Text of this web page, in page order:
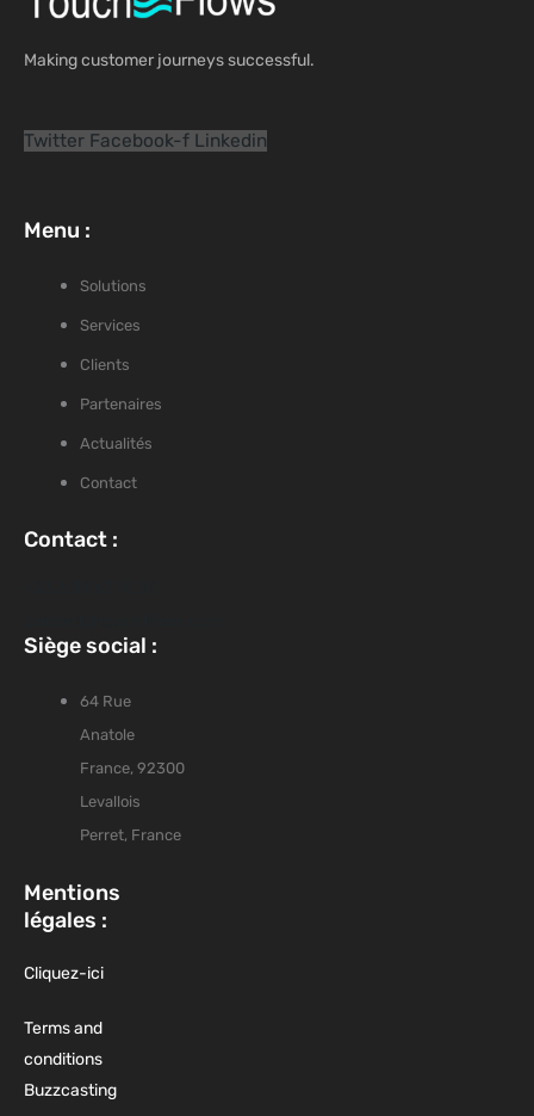
Making customer journeys successful.
Twitter Facebook-f Linkedin
Menu :
Solutions
Services
Clients
Partenaires
Actualités
Contact
Contact :
Siège social :
64 Rue
Anatole
France, 92300
Levallois
Perret, France
Mentions
légales :
Cliquez-ici
Terms and
conditions
Buzzcasting